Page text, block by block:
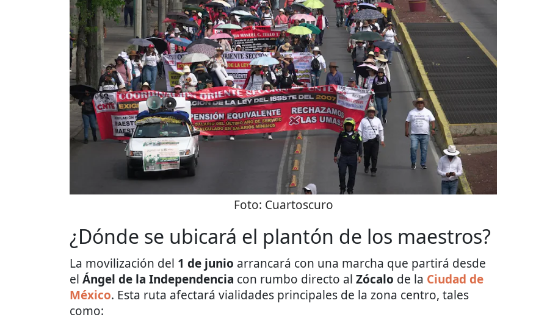
Foto: Cuartoscuro
¿Dónde se ubicará el plantón de los maestros?
La movilización del 1 de junio arrancará con una marcha que partirá desde
el Ángel de la Independencia con rumbo directo al Zócalo de la Ciudad de
México. Esta ruta afectará vialidades principales de la zona centro, tales
como: